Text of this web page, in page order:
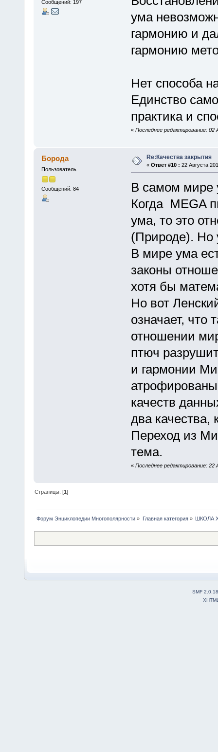
Сообщений: 197
ума
гармонию и
гармонию
Нет способа
Единство
практика и
« Последнее редактирование: 02
Борода
Пользователь
Сообщений: 84
Re:Качества закрытия
« Ответ #10 : 22 Августа
В самом мире
Когда MEGA
ума, то это
(Природе). Но
В мире ума
законы
хотя бы
Но вот
означает, что
отношении
птюч
и гармонии
качеств
два
Переход из
тема.
« Последнее редактирование: 22
Страницы: [1]
Форум Энциклопедии Многополярности » Главная категория» ШКОЛА
SMF 2.0.18